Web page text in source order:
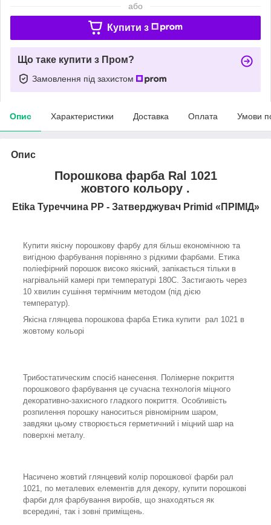
або
Купити з
Що таке купити з Пром?
Замовлення під захистом
Опис Характеристики Доставка Оплата Умови
Опис
Порошкова фарба Ral 1021
жовтого кольору .
Etika Туреччина PP - Затверджувач Prіmid «ПРІМІД»
Насичено жовтий глянцевий колір порошкової фарби рал
1021, по металевих елементів для декору, купити порошкові
фарби для фарбування виробів, що знаходяться як
всередині, так і зовні приміщень.
Трибостатическим спосіб нанесення. Полімерне покриття
порошкового фарбування це сучасна технологія міцного
декоративно-захисного гладкого покриття. Особливість
розпилення порошку наноситься рівномірним шаром,
завдяки цьому створюється герметичний і міцний шар на
поверхні металу.
Купити якісну порошкову фарбу для більш економічною та
вигідною фарбування порівняно з рідкими фарбами. Етика
поліефірний порошок високо якісний, запікається тільки в
нагрівальній камері при температурі 180С. Застигають через
10 хвилин сушіння термічним методом (під дією
температур).
Якісна глянцева порошкова фарба Етика купити рал 1021 в
жовтому кольорі